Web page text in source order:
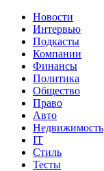
Новости
Интервью
Подкасты
Компании
Финансы
Политика
Общество
Право
Авто
Недвижимость
IT
Стиль
Тесты